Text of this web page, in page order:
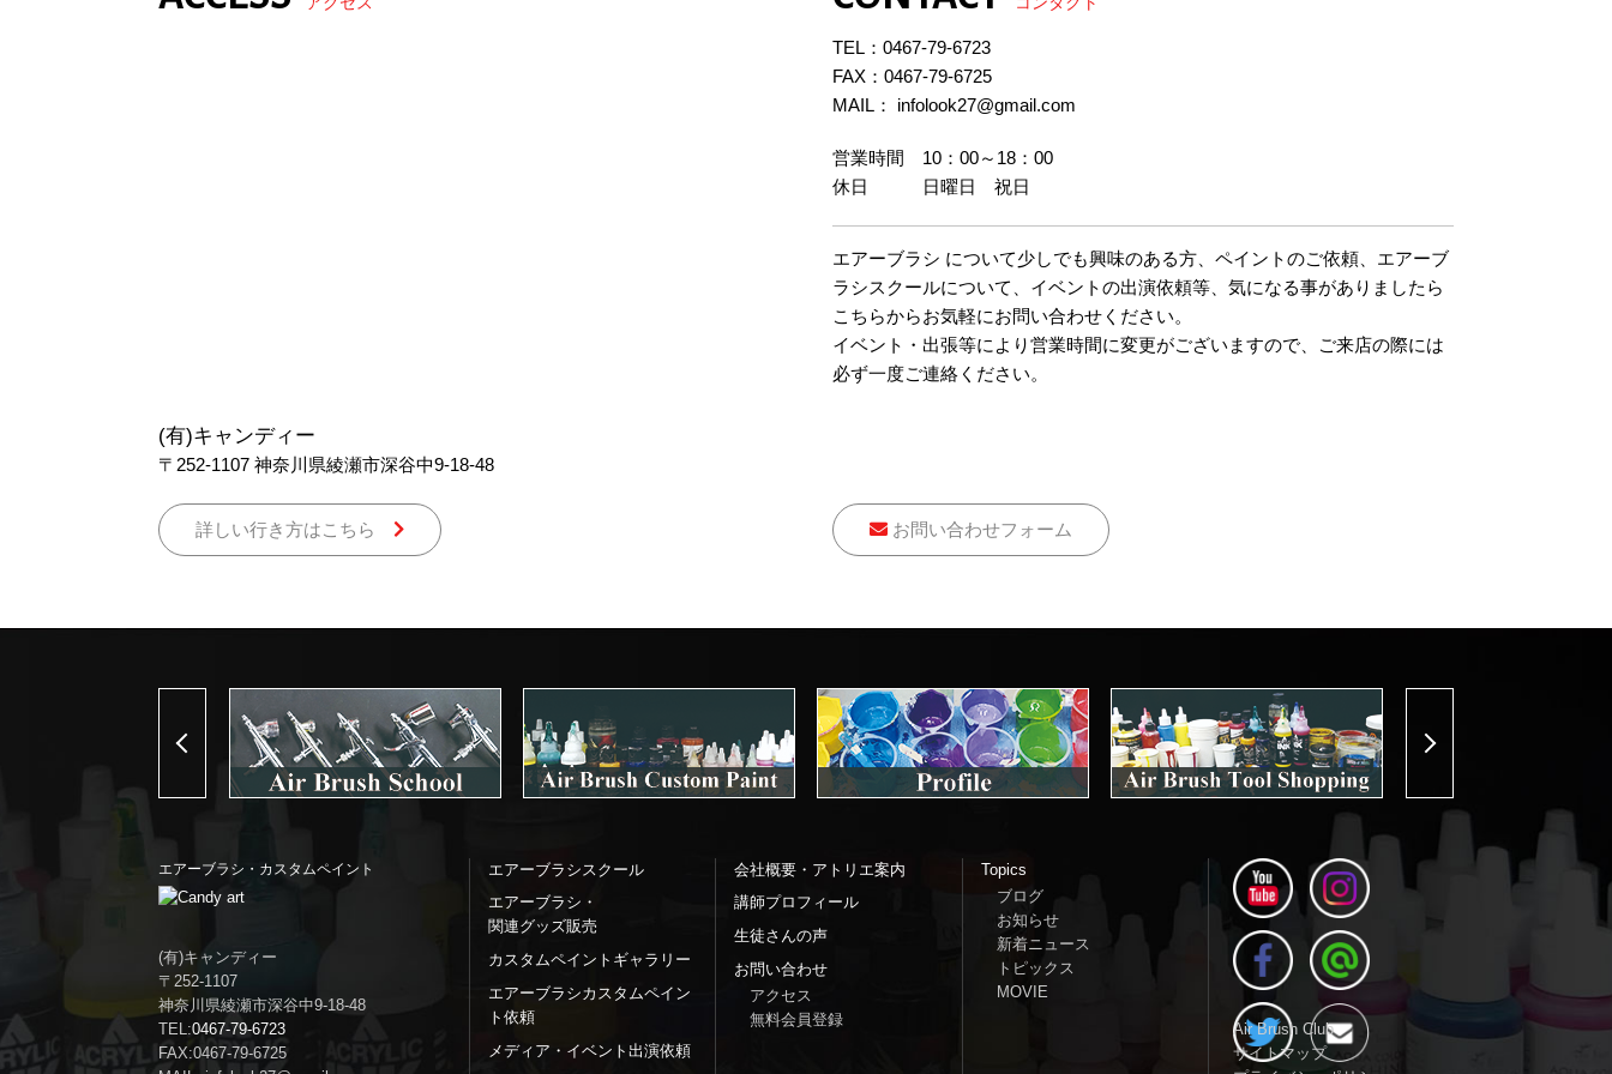
(有)キャンディー
〒252-1107 神奈川県綾瀬市深谷中9-18-48
詳しい行き方はこちら
TEL： 0467-79-6723
FAX：0467-79-6725
MAIL： infolook27@gmail.com
営業時間 10：00～18：00
休日 日曜日 祝日
エアーブラシ について少しでも興味のある方、ペイントのご依頼、エアーブ
ラシスクールについて、イベントの出演依頼等、気になる事がありましたら
こちらからお気軽にお問い合わせください。
イベント・出張等により営業時間に変更がございますので、ご来店の際には
必ず一度ご連絡ください。
お問い合わせフォーム
Previous
エアーブラシ・カスタムペイント
(有)キャンディー
〒252-1107
神奈川県綾瀬市深谷中9-18-48
TEL:0467-79-6723
FAX:0467-79-6725
エアーブラシスクール
エアーブラシ・
関連グッズ販売
カスタムペイントギャラリー
エアーブラシカスタムペイン
ト依頼
メディア・イベント出演依頼
会社概要・アトリエ案内
講師プロフィール
生徒さんの声
お問い合わせ
アクセス
無料会員登録
Topics
ブログ
お知らせ
新着ニュース
トピックス
MOVIE
Air Brush Club
サイトマップ